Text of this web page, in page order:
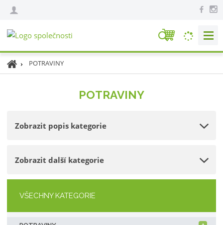
V
l
Ú
v
s
a
POTRAVINY
POTRAVINY
Zobrazit popis kategorie
Zobrazit další kategorie
VŠECHNY KATEGORIE